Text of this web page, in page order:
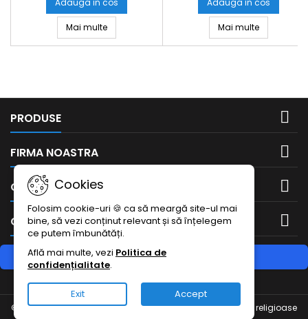
Adauga in cos
Mai multeMargele ovale din lemn maron inchis
Adauga in cos
Mai multeMargele
PRODUSE 
FIRMA NOASTRA 
CONTUL DUMNEAVOASTRA 
CONTACTEAZA-NE 
Cookies
Folosim cookie-uri 🍪 ca să meargă site-ul mai
bine, să vezi conținut relevant și să înțelegem
ce putem îmbunătăți.
Află mai multe, vezi Politica de
confidențialitate.
Exit Accept
RETRAGERE DIN CONTRACT
Urmărește starea retragerii
© Copyright 2026 Bisericesti.ro - Obiecte de cult si articole religioase